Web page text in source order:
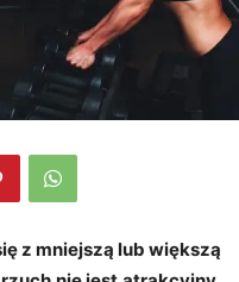
z mniejszą lub większą